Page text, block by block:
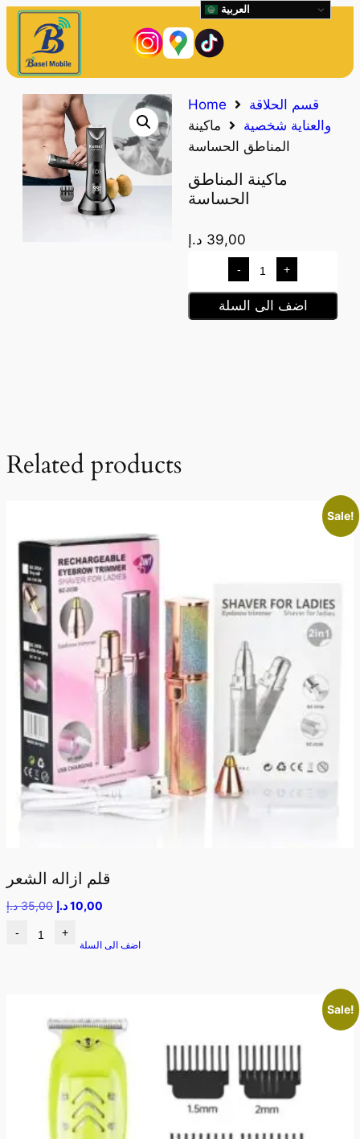
Home
قسم الحلاقة
والعناية شخصية
ماكينة
المناطق الحساسة
ماكينة المناطق
الحساسة
39,00 د.إ
- +
اضف الى السلة
Related products
Sale!
قلم ازاله الشعر
35,00 د.إ 10,00د.إ
- +
اضف الى السلة
Sale!
العربية